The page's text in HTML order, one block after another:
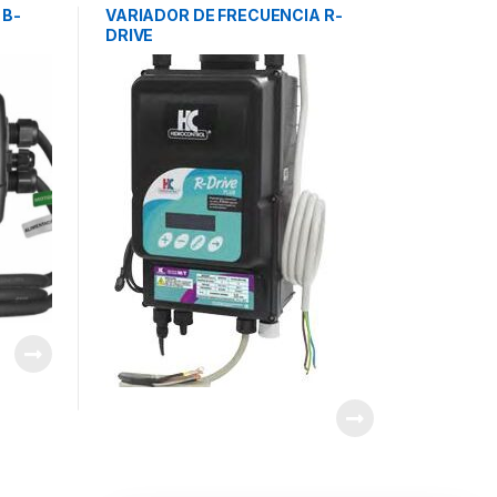
B-
FRECUENCIA
VARIADOR DE FRECUENCIA R-
DRIVE